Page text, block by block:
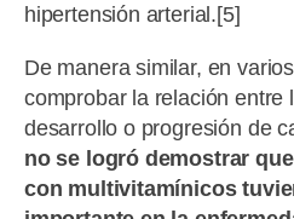
hipertensión arterial.[5]
De manera similar, en
comprobar la relación entre
desarrollo o progresión de
no se logró demostrar
con multivitamínicos